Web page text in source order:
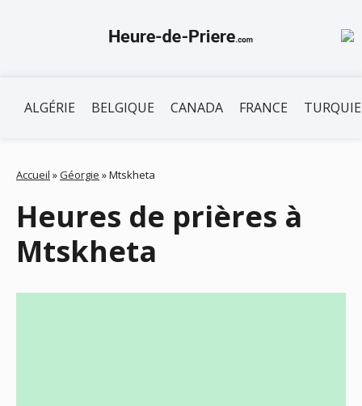
ALGÉRIE BELGIQUE CANADA FRANCE TURQUIE
Accueil »Géorgie »Mtskheta
Heures de prières à
Mtskheta